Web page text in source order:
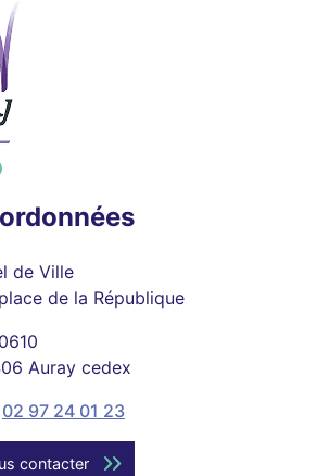
de Ville
de la République
Auray cedex
02 97 24 01 23
contacter